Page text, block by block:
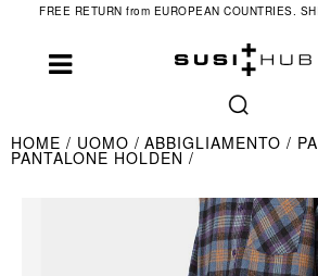
FREE RETURN from EUROPEAN COUNTRIES.
HOME UOMO ABBIGLIAMENTO
PANTALONE HOLDEN